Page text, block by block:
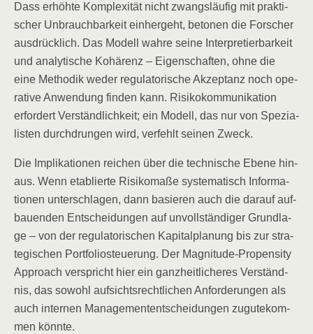
Dass erhöh­te Kom­ple­xi­tät nicht zwangs­läu­fig mit prak­ti­
scher Unbrauch­bar­keit ein­her­geht, beto­nen die For­scher
aus­drück­lich. Das Modell wah­re sei­ne Inter­pre­tier­bar­keit
und ana­ly­ti­sche Kohä­renz – Eigen­schaf­ten, ohne die
eine Metho­dik weder regu­la­to­ri­sche Akzep­tanz noch ope­
ra­ti­ve Anwen­dung fin­den kann. Risi­ko­kom­mu­ni­ka­ti­on
erfor­dert Ver­ständ­lich­keit; ein Modell, das nur von Spe­zia­
lis­ten durch­drun­gen wird, ver­fehlt sei­nen Zweck.
Die Impli­ka­tio­nen rei­chen über die tech­ni­sche Ebe­ne hin­
aus. Wenn eta­blier­te Risi­ko­ma­ße sys­te­ma­tisch Infor­ma­
tio­nen unter­schla­gen, dann basie­ren auch die dar­auf auf­
bau­en­den Ent­schei­dun­gen auf unvoll­stän­di­ger Grund­la­
ge – von der regu­la­to­ri­schen Kapi­tal­pla­nung bis zur stra­
te­gi­schen Port­fo­lio­steue­rung. Der Magni­tu­de-Pro­pen­si­ty
Approach ver­spricht hier ein ganz­heit­li­che­res Ver­ständ­
nis, das sowohl auf­sichts­recht­li­chen Anfor­de­run­gen als
auch inter­nen Manage­men­tent­schei­dun­gen zugu­te­kom­
men könnte.